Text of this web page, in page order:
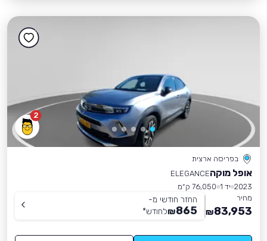
2
בפריסה ארצית
אופל מוקהELEGANCE
2023 יד 1
76,050 ק״מ
מחיר
83,953
₪
החזר חודשי מ-
865
₪לחודש*